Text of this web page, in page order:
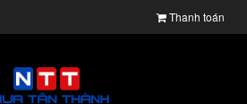
Thanh toán